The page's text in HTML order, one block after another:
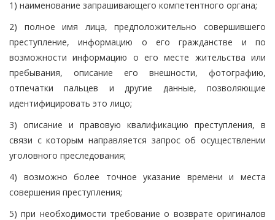
1) наименование запрашивающего компетентного органа;
2) полное имя лица, предположительно совершившего
преступление, информацию о его гражданстве и по
возможности информацию о его месте жительства или
пребывания, описание его внешности, фотографию,
отпечатки пальцев и другие данные, позволяющие
идентифицировать это лицо;
3) описание и правовую квалификацию преступления, в
связи с которым направляется запрос об осуществлении
уголовного преследования;
4) возможно более точное указание времени и места
совершения преступления;
5) при необходимости требование о возврате оригиналов